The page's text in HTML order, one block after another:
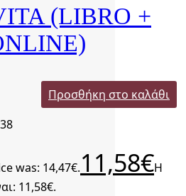
(LIBRO +
Προσθήκη στο καλάθι
was: 14,47€.11,58€Η
11,58€.